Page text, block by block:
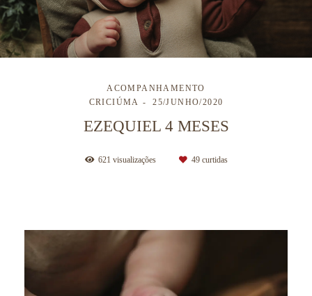
ACOMPANHAMENTO
CRICIÚMA
25/JUNHO/2020
EZEQUIEL 4 MESES
621 visualizações 49curtidas